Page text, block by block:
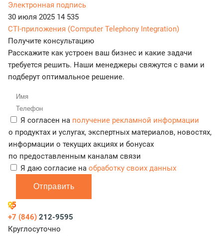
Электронная подпись
30 июля 2025 14 535
CTI-приложения (Computer Telephony Integration)
Получите консультацию
Расскажите как устроен ваш бизнес и какие задачи
требуется решить. Наши менеджеры свяжутся с вами и
подберут оптимальное решение.
Я согласен на получение рекламной информации
о продуктах и услугах, экспертных материалов, новостях,
информации о текущих акциях и бонусах
по предоставленным каналам связи
Я даю согласие на обработку своих данных
Отправить
+7 (846) 212-9595
Круглосуточно